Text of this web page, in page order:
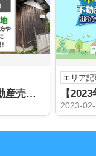
【空き家の不動産売却】売却方法や費用について解説！
エリア記
2023-